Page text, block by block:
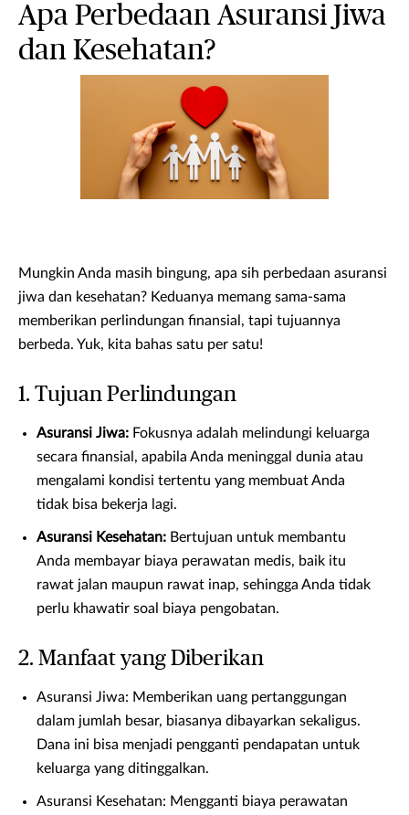
Apa Perbedaan Asuransi Jiwa
dan Kesehatan?
Mungkin Anda masih bingung, apa sih perbedaan asuransi
jiwa dan kesehatan? Keduanya memang sama-sama
memberikan perlindungan finansial, tapi tujuannya
berbeda. Yuk, kita bahas satu per satu!
1. Tujuan Perlindungan
Asuransi Jiwa: Fokusnya adalah melindungi keluarga
secara finansial, apabila Anda meninggal dunia atau
mengalami kondisi tertentu yang membuat Anda
tidak bisa bekerja lagi.
Asuransi Kesehatan: Bertujuan untuk membantu
Anda membayar biaya perawatan medis, baik itu
rawat jalan maupun rawat inap, sehingga Anda tidak
perlu khawatir soal biaya pengobatan.
2. Manfaat yang Diberikan
Asuransi Jiwa: Memberikan uang pertanggungan
dalam jumlah besar, biasanya dibayarkan sekaligus.
Dana ini bisa menjadi pengganti pendapatan untuk
keluarga yang ditinggalkan.
Asuransi Kesehatan: Mengganti biaya perawatan